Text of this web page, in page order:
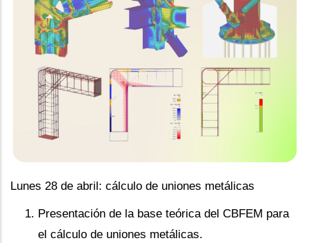
Lunes 28 de abril: cálculo de uniones metálicas
Presentación de la base teórica del CBFEM para
el cálculo de uniones metálicas.